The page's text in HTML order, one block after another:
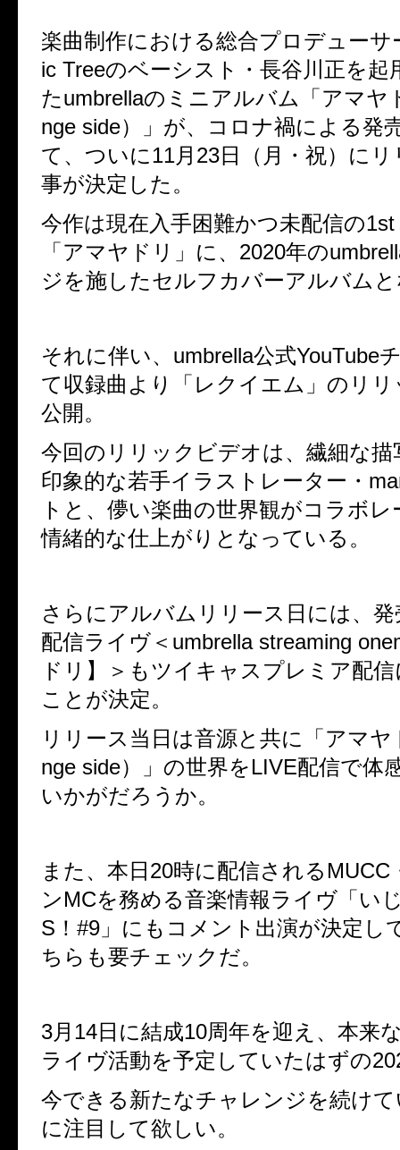
楽曲制作における総合プロデューサ
ic Treeのベーシスト・長谷川正を起
たumbrellaのミニアルバム「アマヤ
nge side）」が、
コロナ禍による発
て、ついに11月 23日（月・祝）に
事が決定した。
今作は現在入手困難かつ未配信の1st
「アマヤドリ」に、 2020年の
ジを施したセルフカバーアルバム
それに伴い、 umbrella公式YouTube
て収録曲より「レクイエム」のリ
公開。
今回のリリックビデオは、繊細な描
印象的な若手イラストレーター・
トと、 儚い楽曲の世界観がコラボ
情緒的な仕上がりとなっている。
さらにアルバムリリース日には、 発
配信ライヴ＜ umbrella streaming
ドリ】＞もツイキャスプレミア配
ことが決定。
リリース当日は音源と共に「アマヤ
nge side）」の世界をLIVE配信で体
いかがだろうか。
また、本日 20時に配信される MUCC
ンMCを務める音楽情報ライヴ「い
S ！ #9 」にも コメント出演が決定し
ちらも要チェックだ。
3月 14日に結成10周年を迎え、本来
ライヴ活動を予定していたはずの
今できる新たなチャレンジを続け
に注目して欲しい。